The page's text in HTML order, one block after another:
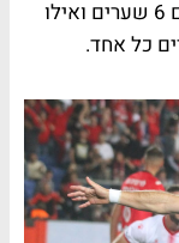
כיבושים. אחריו תומר חמד ורמזי ספורי עם 6 שערים ואילו